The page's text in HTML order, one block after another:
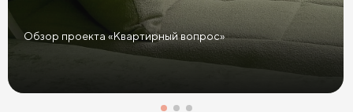
Обзор проекта «Квартирный вопрос»